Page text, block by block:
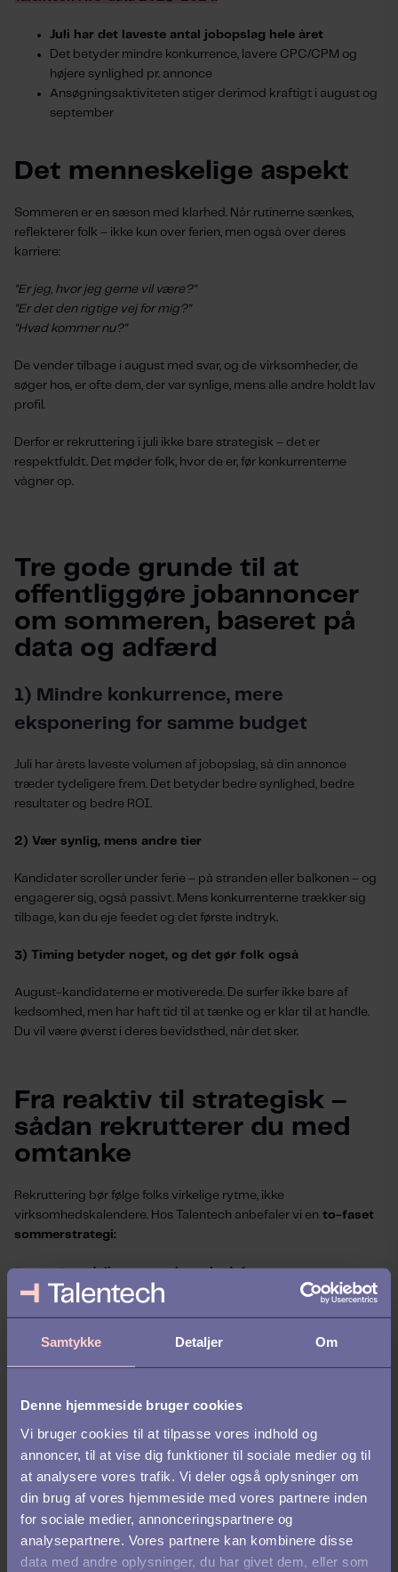
Samtykke Detaljer Om
Denne hjemmeside bruger cookies
Vi bruger cookies til at tilpasse vores indhold og
annoncer, til at vise dig funktioner til sociale medier og til
at analysere vores trafik. Vi deler også oplysninger om
din brug af vores hjemmeside med vores partnere inden
for sociale medier, annonceringspartnere og
analysepartnere. Vores partnere kan kombinere disse
data med andre oplysninger, du har givet dem, eller som
Juli har det laveste antal jobopslag hele året
Det betyder mindre konkurrence, lavere CPC/CPM og
højere synlighed pr. annonce
Ansøgningsaktiviteten stiger derimod kraftigt i august og
september
Det menneskelige aspekt
Sommeren er en sæson med klarhed. Når rutinerne sænkes,
reflekterer folk – ikke kun over ferien, men også over deres
karriere:
"Er jeg, hvor jeg gerne vil være?"
"Er det den rigtige vej for mig?"
"Hvad kommer nu?"
De vender tilbage i august med svar, og de virksomheder, de
søger hos, er ofte dem, der var synlige, mens alle andre holdt lav
profil.
Derfor er rekruttering i juli ikke bare strategisk – det er
respektfuldt. Det møder folk, hvor de er, før konkurrenterne
vågner op.
Tre gode grunde til at
offentliggøre jobannoncer
om sommeren, baseret på
data og adfærd
1) Mindre konkurrence, mere
eksponering for samme budget
Juli har årets laveste volumen af jobopslag, så din annonce
træder tydeligere frem. Det betyder bedre synlighed, bedre
resultater og bedre ROI.
2) Vær synlig, mens andre tier
Kandidater scroller under ferie – på stranden eller balkonen – og
engagerer sig, også passivt. Mens konkurrenterne trækker sig
tilbage, kan du eje feedet og det første indtryk.
3) Timing betyder noget, og det gør folk også
August-kandidaterne er motiverede. De surfer ikke bare af
kedsomhed, men har haft tid til at tænke og er klar til at handle.
Du vil være øverst i deres bevidsthed, når det sker.
Fra reaktiv til strategisk –
sådan rekrutterer du med
omtanke
Rekruttering bør følge folks virkelige rytme, ikke
virksomhedskalendere. Hos Talentech anbefaler vi en to-faset
sommerstrategi:
Første fase:Juli er opmærksomhedsfase
Anden fase:August og september er aktiveringsfase
allerede har fanget opmærksomheden.
Med vores rekrutteringssystem kan du planlægge dine
kampagner, sætte dem i gang på forhånd og være synlig – selv
når du er offline.